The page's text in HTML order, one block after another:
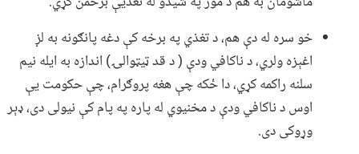
خو سره له دې هم، د تغذي په برخه کې دغه پانګونه به لږ
اغېزه ولري، د ناکافي ودې ( د قد ټیټوالۍ) اندازه به ایله نیم
سلنه راکمه کړي، دا ځکه چې هغه پروګرام، چې حکومت یې
اوس د ناکافي ودې د مخنیوي له پاره په پام کې نیولی دی، ډېر
وړوکی دی.